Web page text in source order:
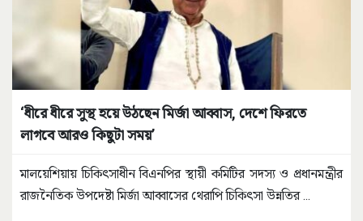
‘ধীরে ধীরে সুস্থ হয়ে উঠছেন মির্জা আব্বাস, দেশে ফিরতে
লাগবে আরও কিছুটা সময়’
মালয়েশিয়ায় চিকিৎসাধীন বিএনপির স্থায়ী কমিটির সদস্য ও প্রধানমন্ত্রীর
রাজনৈতিক উপদেষ্টা মির্জা আব্বাসের থেরাপি চিকিৎসা উন্নতির...